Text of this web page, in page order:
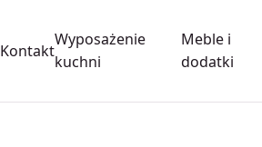
Kontakt
Wyposażenie
kuchni
Meble i
dodatki